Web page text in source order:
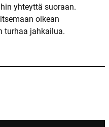
yhteyttä suoraan.
oikean
turhaa jahkailua.